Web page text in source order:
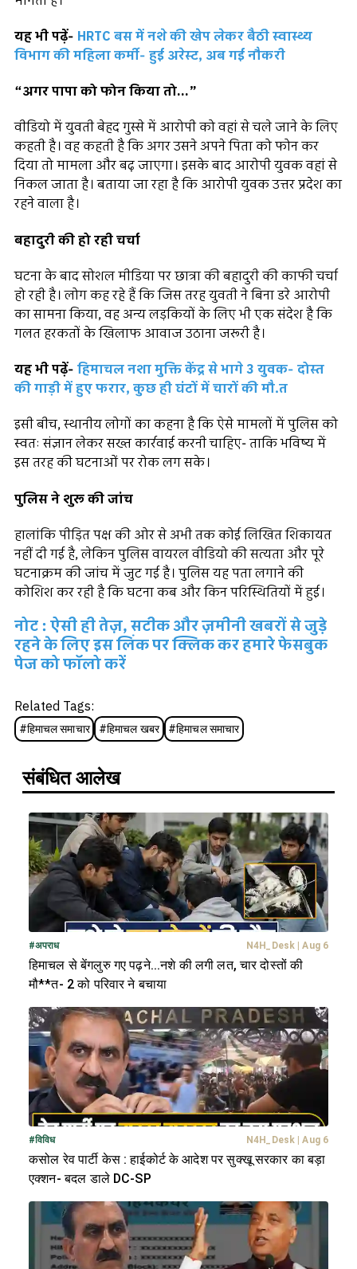
यह भी पढ़ें- HRTC बस में नशे की खेप लेकर बैठी स्वास्थ्य
विभाग की महिला कर्मी- हुई अरेस्ट, अब गई नौकरी
“अगर पापा को फोन किया तो…”
वीडियो में युवती बेहद गुस्से में आरोपी को वहां से चले जाने के लिए
कहती है। वह कहती है कि अगर उसने अपने पिता को फोन कर
दिया तो मामला और बढ़ जाएगा। इसके बाद आरोपी युवक वहां से
निकल जाता है। बताया जा रहा है कि आरोपी युवक उत्तर प्रदेश का
रहने वाला है।
बहादुरी की हो रही चर्चा
घटना के बाद सोशल मीडिया पर छात्रा की बहादुरी की काफी चर्चा
हो रही है। लोग कह रहे हैं कि जिस तरह युवती ने बिना डरे आरोपी
का सामना किया, वह अन्य लड़कियों के लिए भी एक संदेश है कि
गलत हरकतों के खिलाफ आवाज उठाना जरूरी है।
यह भी पढ़ें- हिमाचल नशा मुक्ति केंद्र से भागे 3 युवक- दोस्त
की गाड़ी में हुए फरार, कुछ ही घंटों में चारों की मौ.त
इसी बीच, स्थानीय लोगों का कहना है कि ऐसे मामलों में पुलिस को
स्वतः संज्ञान लेकर सख्त कार्रवाई करनी चाहिए- ताकि भविष्य में
इस तरह की घटनाओं पर रोक लग सके।
पुलिस ने शुरू की जांच
हालांकि पीड़ित पक्ष की ओर से अभी तक कोई लिखित शिकायत
नहीं दी गई है, लेकिन पुलिस वायरल वीडियो की सत्यता और पूरे
घटनाक्रम की जांच में जुट गई है। पुलिस यह पता लगाने की
कोशिश कर रही है कि घटना कब और किन परिस्थितियों में हुई।
नोट : ऐसी ही तेज़, सटीक और ज़मीनी खबरों से जुड़े
रहने के लिए इस लिंक पर क्लिक कर हमारे फेसबुक
पेज को फॉलो करें
Related Tags:
#हिमाचल समाचार #हिमाचल खबर #हिमाचल समाचार
संबंधित आलेख
#अपराध N4H_Desk Aug 6
हिमाचल से बेंगलुरु गए पढ़ने...नशे की लगी लत, चार दोस्तों की
मौ**त- 2 को परिवार ने बचाया
#विविध N4H_Desk Aug 6
कसोल रेव पार्टी केस : हाईकोर्ट के आदेश पर सुक्खू सरकार का बड़ा
एक्शन- बदल डाले DC-SP